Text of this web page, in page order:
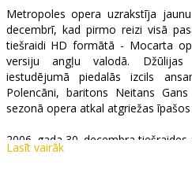
Kino
Klubs
Metropoles opera uzrakstīja
decembrī, kad pirmo reizi visā
tiešraidi HD formātā - Mocarta
versiju angļu valodā. Džūlijas
iestudējumā piedalās izcils
Polencāni, baritons Neitans
sezonā opera atkal atgriežas
2006. gada 30. decembra tiešraides
Lasīt vairāk